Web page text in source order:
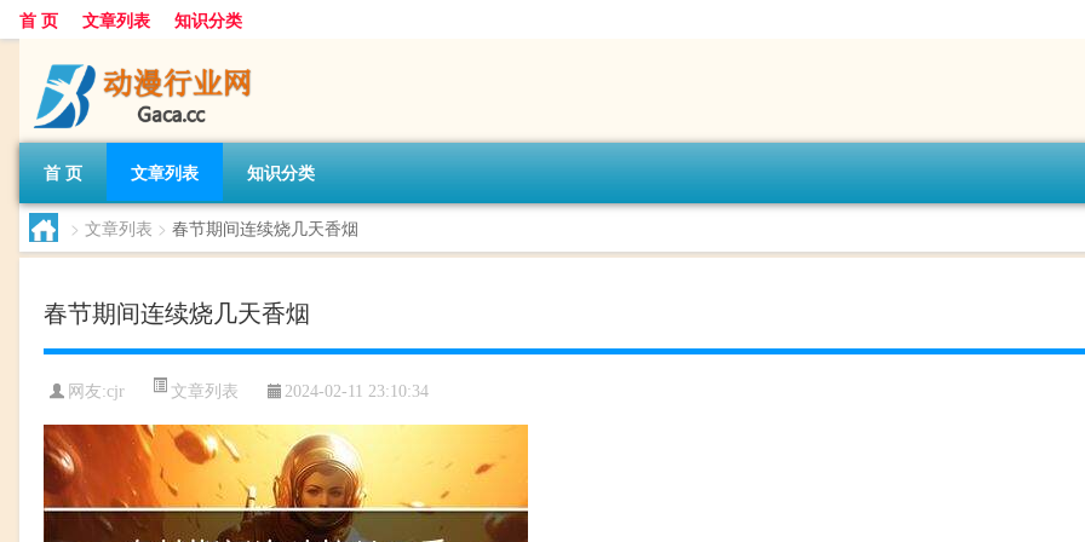
首 页 文章列表 知识分类
首 页 文章列表 知识分类
> 文章列表 > 春节期间连续烧几天香烟
春节期间连续烧几天香烟
网友:cjr 文章列表 2024-02-11 23:10:34